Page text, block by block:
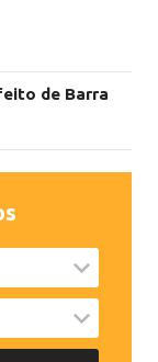
de Barra